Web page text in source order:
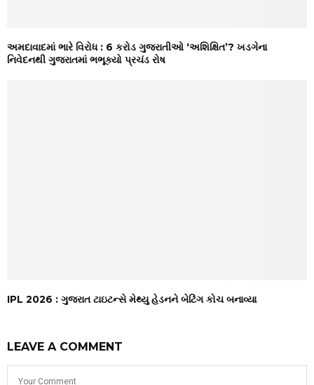
અમદાવાદમાં ભારે વિરોધ : 6 કરોડ ગુજરાતીઓ ‘અશિક્ષિત’? ખડગેના
નિવેદનથી ગુજરાતમાં ભભૂક્યો પ્રચંડ રોષ
IPL 2026 : ગુજરાત ટાઇટન્સે મેથ્યુ હેડનને બેટિંગ કોચ બનાવ્યા
LEAVE A COMMENT